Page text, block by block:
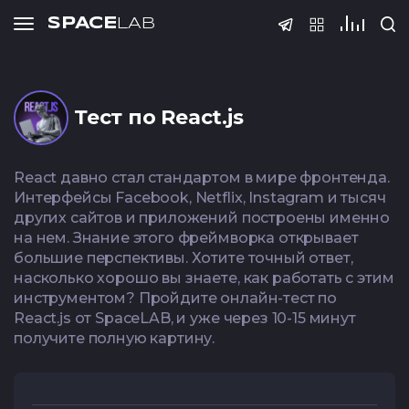
Тест по QA
(основы)
SPACE LAB
Тест по React.js
React давно стал стандартом в мире фронтенда.
Интерфейсы Facebook, Netflix, Instagram и тысяч
других сайтов и приложений построены именно
на нем. Знание этого фреймворка открывает
большие перспективы. Хотите точный ответ,
насколько хорошо вы знаете, как работать с этим
инструментом? Пройдите онлайн-тест по
React.js от SpaceLAB, и уже через 10-15 минут
получите полную картину.
ФИО
Телефон
@Telegram
Спасибо!
В течении 3-5
Курс